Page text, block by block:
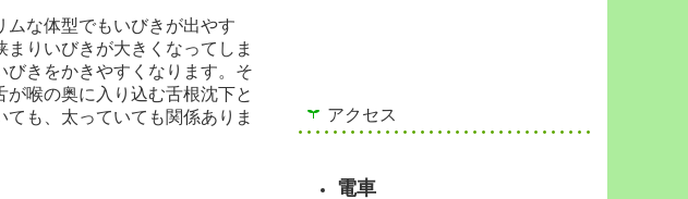
な体型でもいびきが出やす
りいびきが大きくなってしま
きをかきやすくなります。そ
喉の奥に入り込む舌根沈下と
も、太っていても関係ありま
アクセス
電車